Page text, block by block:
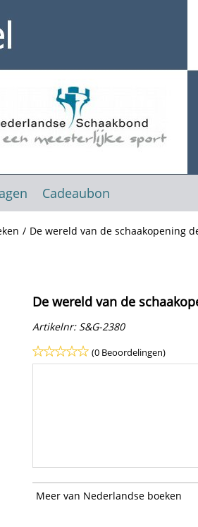
Cadeaubon
/ De wereld van de schaakopening
De wereld van de
Artikelnr: S&G-2380
(0 Beoordelingen)
Meer van Nederlandse boeken